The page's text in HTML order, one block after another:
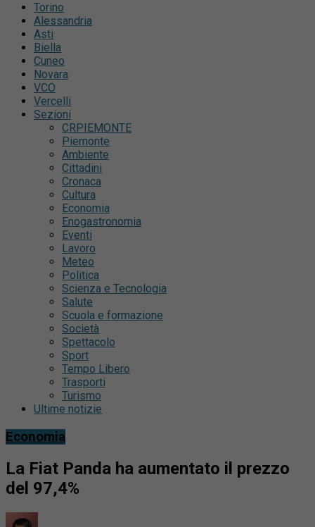
Torino
Alessandria
Asti
Biella
Cuneo
Novara
VCO
Vercelli
Sezioni
CRPIEMONTE
Piemonte
Ambiente
Cittadini
Cronaca
Cultura
Economia
Enogastronomia
Eventi
Lavoro
Meteo
Politica
Scienza e Tecnologia
Salute
Scuola e formazione
Società
Spettacolo
Sport
Tempo Libero
Trasporti
Turismo
Ultime notizie
Economia
La Fiat Panda ha aumentato il prezzo
del 97,4%